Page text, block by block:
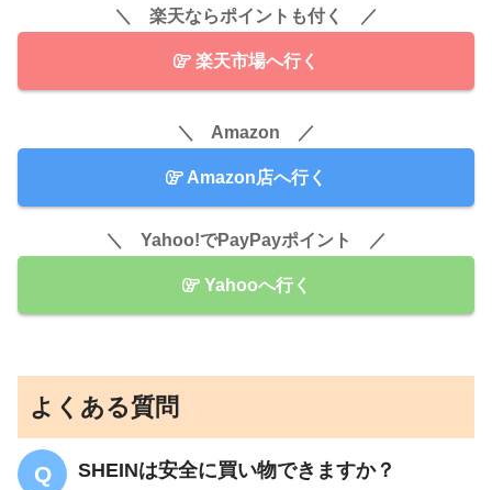
＼ 楽天ならポイントも付く ／
楽天市場へ行く
＼ Amazon ／
Amazon店へ行く
＼ Yahoo!でPayPayポイント ／
Yahooへ行く
よくある質問
SHEINは安全に買い物できますか？